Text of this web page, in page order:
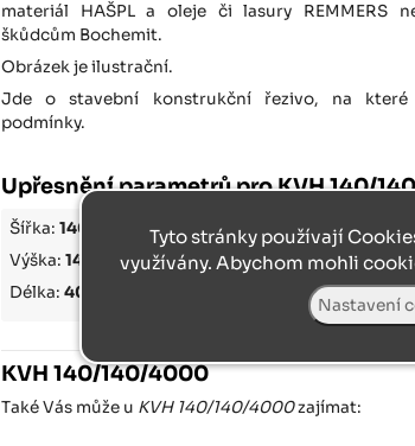
materiál HAŠPL a oleje či lasury REMMERS
škůdcům Bochemit.
Obrázek je ilustrační.
Jde o stavební konstrukční řezivo, na které
podmínky.
Upřesnění parametrů pro KVH 140/
Šířka:140 mm
Výška:140 mm
Délka:4000 mm
KVH 140/140/4000
Také Vás může u KVH 140/140/4000zajímat:
Tyto stránky používají
využívány. Abychom mohli